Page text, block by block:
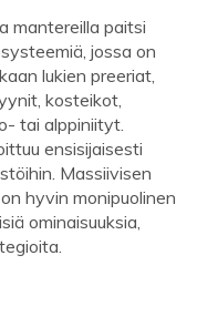
mantereilla paitsi
jossa on
lukien preeriat,
kosteikot,
tai alppiniityt.
ensisijaisesti
Massiivisen
hyvin monipuolinen
ominaisuuksia,